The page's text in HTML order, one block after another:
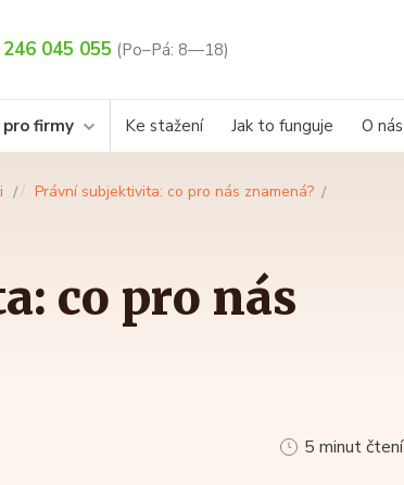
045 055 (Po–Pá: 8—18)
pro firmy Ke stažení Jak to funguje O nás
Právní subjektivita: co pro nás znamená?
co pro nás
5 minut čtení